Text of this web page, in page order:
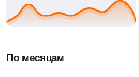
По месяцам